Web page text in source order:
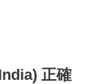
正確